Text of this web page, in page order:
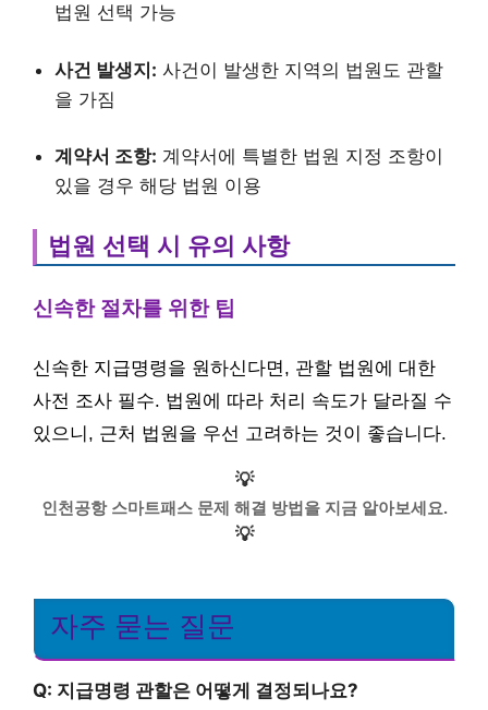
법원 선택 가능
사건 발생지: 사건이 발생한 지역의 법원도 관할
을 가짐
계약서 조항: 계약서에 특별한 법원 지정 조항이
있을 경우 해당 법원 이용
법원 선택 시 유의 사항
신속한 절차를 위한 팁
신속한 지급명령을 원하신다면, 관할 법원에 대한
사전 조사 필수. 법원에 따라 처리 속도가 달라질 수
있으니, 근처 법원을 우선 고려하는 것이 좋습니다.
💡
인천공항 스마트패스 문제 해결 방법을 지금 알아보세요.
💡
자주 묻는 질문
Q: 지급명령 관할은 어떻게 결정되나요?